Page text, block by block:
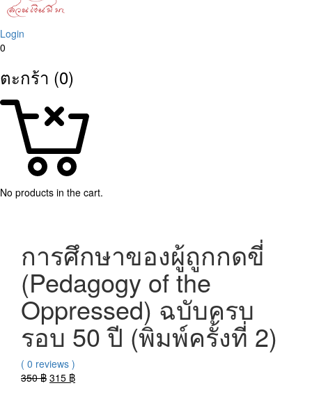
Login
0
ตะกร้า (0)
No products in the cart.
การศึกษาของผู้ถูกกดขี่
(Pedagogy of the
Oppressed) ฉบับครบ
รอบ 50 ปี (พิมพ์ครั้งที่ 2)
( 0 reviews )
350฿ Original
315 ฿Current